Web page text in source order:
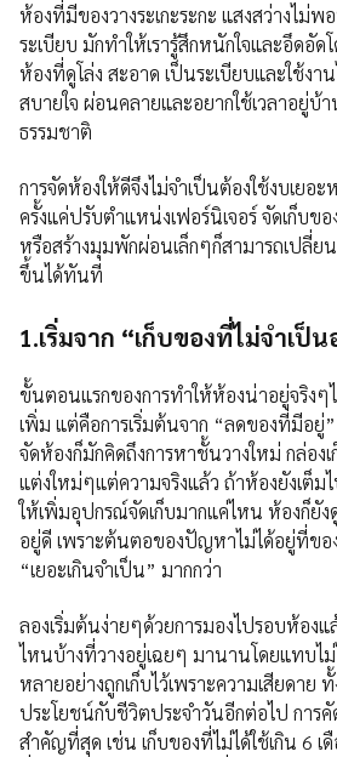
ห้องที่มีของวางระเกะระกะ แสงสว่างไม่พ
ระเบียบ มักทำให้เรารู้สึกหนักใจและอึดอัด
ห้องที่ดูโล่ง สะอาด เป็นระเบียบและใช้งา
สบายใจ ผ่อนคลายและอยากใช้เวลาอยู่บ้
ธรรมชาติ
การจัดห้องให้ดีจึงไม่จำเป็นต้องใช้งบเยอะ
ครั้งแค่ปรับตำแหน่งเฟอร์นิเจอร์ จัดเก็บข
หรือสร้างมุมพักผ่อนเล็กๆก็สามารถเปลี่ย
ขึ้นได้ทันที
1.เริ่มจาก “เก็บของที่ไม่จำเป็
ขั้นตอนแรกของการทำให้ห้องน่าอยู่จริงๆ
เพิ่ม แต่คือการเริ่มต้นจาก “ลดของที่มีอ
จัดห้องก็มักคิดถึงการหาชั้นวางใหม่ กล่อง
แต่งใหม่ๆแต่ความจริงแล้ว ถ้าห้องยังเต็ม
ให้เพิ่มอุปกรณ์จัดเก็บมากแค่ไหน ห้องก็ยัง
อยู่ดี เพราะต้นตอของปัญหาไม่ได้อยู่ที่ข
“เยอะเกินจำเป็น” มากกว่า
ลองเริ่มต้นง่ายๆด้วยการมองไปรอบห้อง
ไหนบ้างที่วางอยู่เฉยๆ มานานโดยแทบไ
หลายอย่างถูกเก็บไว้เพราะความเสียดาย
ประโยชน์กับชีวิตประจำวันอีกต่อไป การคั
สำคัญที่สุด เช่น เก็บของที่ไม่ได้ใช้เกิน 6 เ